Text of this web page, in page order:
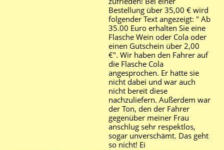
Bestellung über 35,00 € wird
folgender Text angezeigt: " Ab
35.00 Euro erhalten Sie eine
Flasche Wein oder Cola oder
einen Gutschein über 2,00
€". Wir haben den Fahrer auf
die Flasche Cola
angesprochen. Er hatte sie
nicht dabei und war auch
nicht bereit diese
nachzuliefern. Außerdem war
der Ton, den der Fahrer
gegenüber meiner Frau
anschlug sehr respektlos,
sogar unverschämt. Das geht
so nicht! Ei